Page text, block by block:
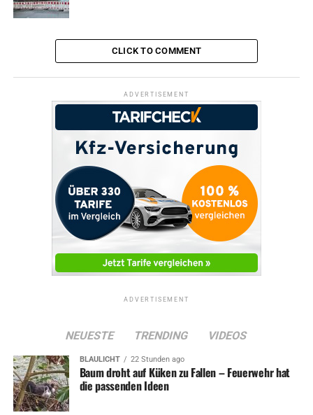
können bei Earth Music direkt per Email verbindlich
Weitere Infos gibt es unter:www.earth-music.de
ADVERTISEMENT
EARTH-MUSIC Hall, REME-Str. 14, Industriegebiet
Text: Veranstalter / Foto: Simona Klimpke
ADVERTISEMENT
KONZERT MUSIK
Workshop für Kinder und Jugendliche: Street Dance und
Filmworkshop
DON'T MISS
Maifeiertag: Wieder Partys für jeden Geschmack
CLICK TO COMMENT
ADVERTISEMENT
ADVERTISEMENT
NEUESTE TRENDING VIDEOS
BLAULICHT 22 Stunden ago
Baum droht auf Küken zu Fallen – Feuerwehr hat
die passenden Ideen